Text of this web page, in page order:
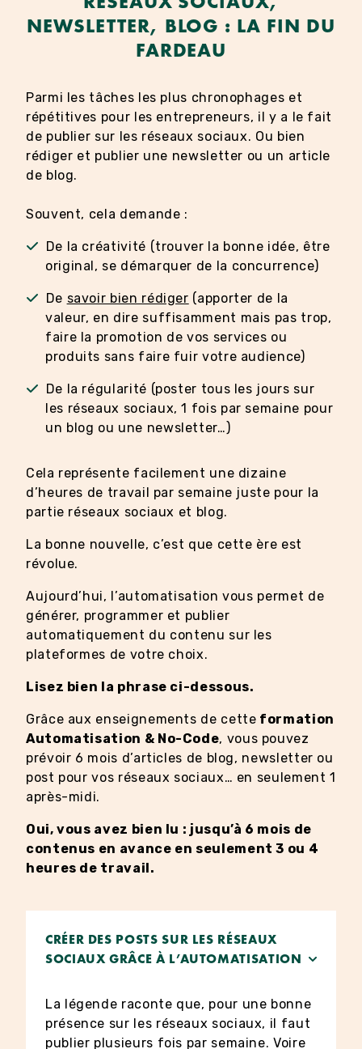
NEWSLETTER, BLOG : LA FIN DU
FARDEAU
Parmi les tâches les plus chronophages et
répétitives pour les entrepreneurs, il y a le fait
de publier sur les réseaux sociaux. Ou bien
rédiger et publier une newsletter ou un article
de blog.
Souvent, cela demande :
De la créativité (trouver la bonne idée, être
original, se démarquer de la concurrence)
De savoir bien rédiger (apporter de la
valeur, en dire suffisamment mais pas trop,
faire la promotion de vos services ou
produits sans faire fuir votre audience)
De la régularité (poster tous les jours sur
les réseaux sociaux, 1 fois par semaine pour
un blog ou une newsletter…)
Cela représente facilement une dizaine
d’heures de travail par semaine juste pour la
partie réseaux sociaux et blog.
La bonne nouvelle, c’est que cette ère est
révolue.
Aujourd’hui, l’automatisation vous permet de
générer, programmer et publier
automatiquement du contenu sur les
plateformes de votre choix.
Lisez bien la phrase ci-dessous.
Grâce aux enseignements de cette formation
Automatisation & No-Code, vous pouvez
prévoir 6 mois d’articles de blog, newsletter ou
post pour vos réseaux sociaux… en seulement 1
après-midi.
Oui, vous avez bien lu : jusqu’à 6 mois de
contenus en avance en seulement 3 ou 4
heures de travail.
CRÉER DES POSTS SUR LES RÉSEAUX
SOCIAUX GRÂCE À L’AUTOMATISATION
La légende raconte que, pour une bonne
présence sur les réseaux sociaux, il faut
publier plusieurs fois par semaine. Voire